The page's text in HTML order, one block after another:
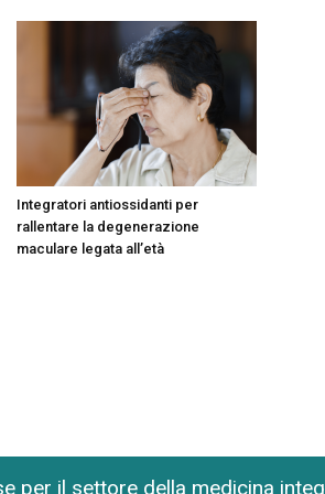
Integratori antiossidanti per
rallentare la degenerazione
maculare legata all’età
per il settore della medicina